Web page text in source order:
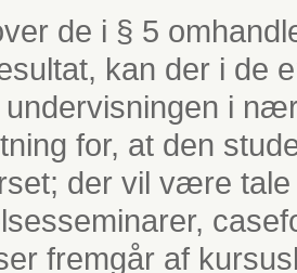
de i § 5
kan der i de
undervisningen i
for, at den
der vil være
fremgår af